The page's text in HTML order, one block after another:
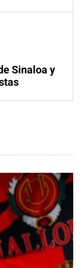
Sinaloa y